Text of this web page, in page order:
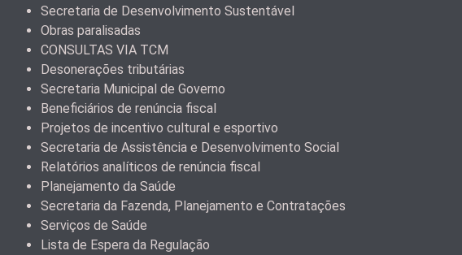
Secretaria de Desenvolvimento Sustentável
Obras paralisadas
CONSULTAS VIA TCM
Desonerações tributárias
Secretaria Municipal de Governo
Beneficiários de renúncia fiscal
Projetos de incentivo cultural e esportivo
Secretaria de Assistência e Desenvolvimento Social
Relatórios analíticos de renúncia fiscal
Planejamento da Saúde
Secretaria da Fazenda, Planejamento e Contratações
Serviços de Saúde
Lista de Espera da Regulação